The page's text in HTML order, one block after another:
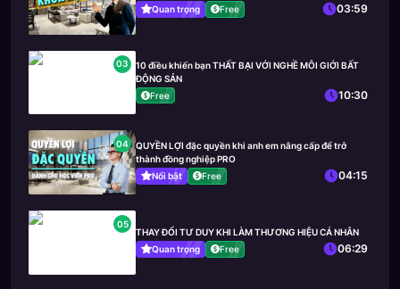
Quan trọng
Free 03:59
03
10 điều khiến bạn THẤT BẠI VỚI NGHỀ MÔI GIỚI BẤT
ĐỘNG SẢN
Free
10:30
04
QUYỀN LỢI đặc quyền khi anh em nâng cấp để trở
thành đồng nghiệp PRO
Nổi bật
Free 04:15
05
THAY ĐỔI TƯ DUY KHI LÀM THƯƠNG HIỆU CÁ NHÂN
Quan trọng
Free 06:29